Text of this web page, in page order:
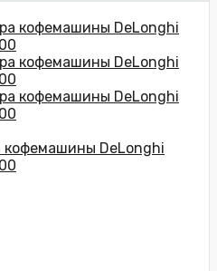
кофемашины DeLonghi